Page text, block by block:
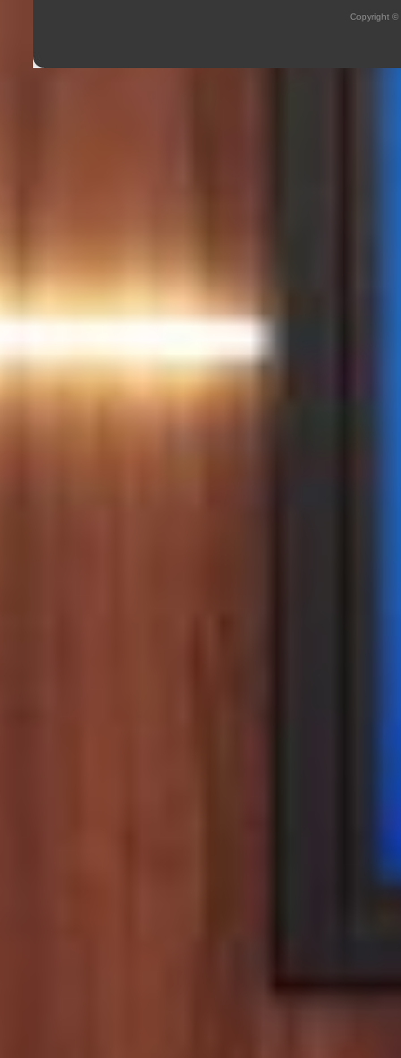
Copyright ©